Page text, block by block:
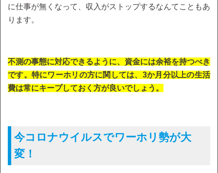
に仕事が無くなって、収入がストップするなんてこともあ
ります。
不測の事態に対応できるように、資金には余裕を持つべき
です。特にワーホリの方に関しては、3か月分以上の生活
費は常にキープしておく方が良いでしょう。
今コロナウイルスでワーホリ勢が大
変！